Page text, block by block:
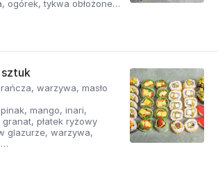
ogórek, tykwa obłożone
sztuk
warzywa, masło
mango, inari,
płatek ryżowy
glazurze, warzywa,